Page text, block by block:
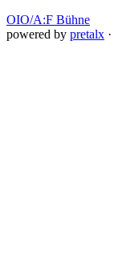
OIO/A:F Bühne
powered by pretalx ·